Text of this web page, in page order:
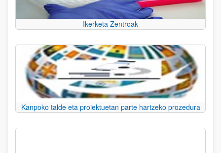
Ikerketa Zentroak
Kanpoko talde eta proiektuetan parte hartzeko prozedura